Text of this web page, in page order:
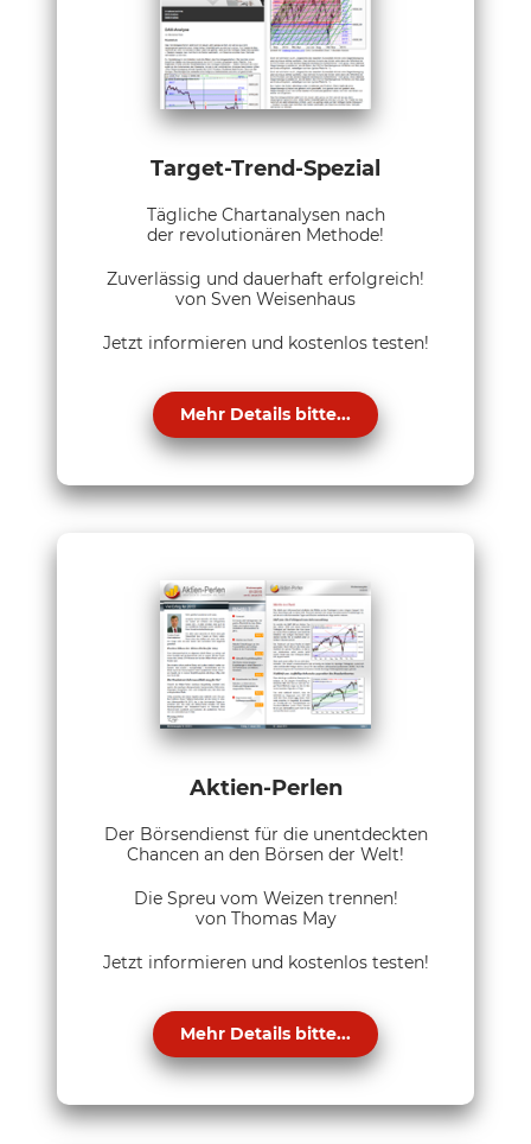
Target-Trend-Spezial
Tägliche Chartanalysen nach
der revolutionären Methode!
Zuverlässig und dauerhaft erfolgreich!
von Sven Weisenhaus
Jetzt informieren und kostenlos testen!
Mehr Details bitte...
Aktien-Perlen
Der Börsendienst für die unentdeckten
Chancen an den Börsen der Welt!
Die Spreu vom Weizen trennen!
von Thomas May
Jetzt informieren und kostenlos testen!
Mehr Details bitte...